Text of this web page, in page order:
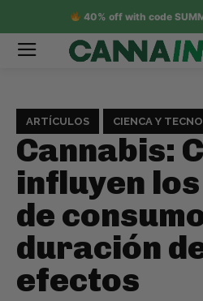
40% off with code
ARTÍCULOS CIENCA Y
Cannabis:
influyen
de
duración
efectos